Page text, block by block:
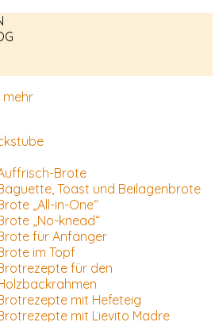
Brote
Toast und Beilagenbrote
„All-in-One“
„No-knead“
für Anfänger
im Topf
für den
mit Hefeteig
mit Lievito Madre